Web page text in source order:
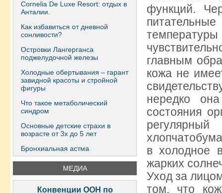
Сornelia De Luxe Resort: отдых в
Анталии.
Как избавиться от дневной
сонливости?
Островки Лангерганса
поджелудочной железы
Холодные обертывания – гарант
завидной красоты и стройной
фигуры
Что такое метаболический
синдром
Основные детские страхи в
возрасте от 3х до 5 лет
Бронхиальная астма
МЕДИА
Конвенции ООН по
функций.
главным
кожа не
нередко
состояния
в холодное
жарких
Уход за
том, что